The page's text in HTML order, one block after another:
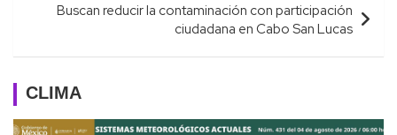
Buscan reducir la contaminación con participación
ciudadana en Cabo San Lucas
CLIMA